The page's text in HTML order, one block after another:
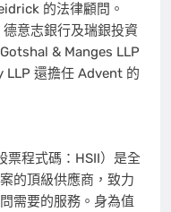
的法律顧問。
意志銀行及瑞銀投資
& Manges LLP
LLP 還擔任 Advent 的
程式碼：HSII）是全
的頂級供應商，致力
需要的服務。身為值